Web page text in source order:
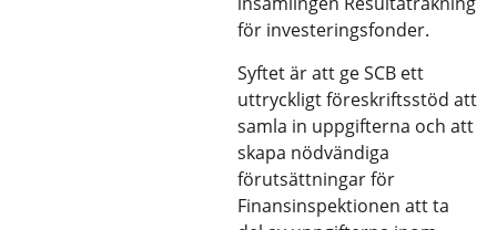
för investeringsfonder.
Syftet är att ge SCB ett
uttryckligt föreskriftsstöd att
samla in uppgifterna och att
skapa nödvändiga
förutsättningar för
Finansinspektionen att ta